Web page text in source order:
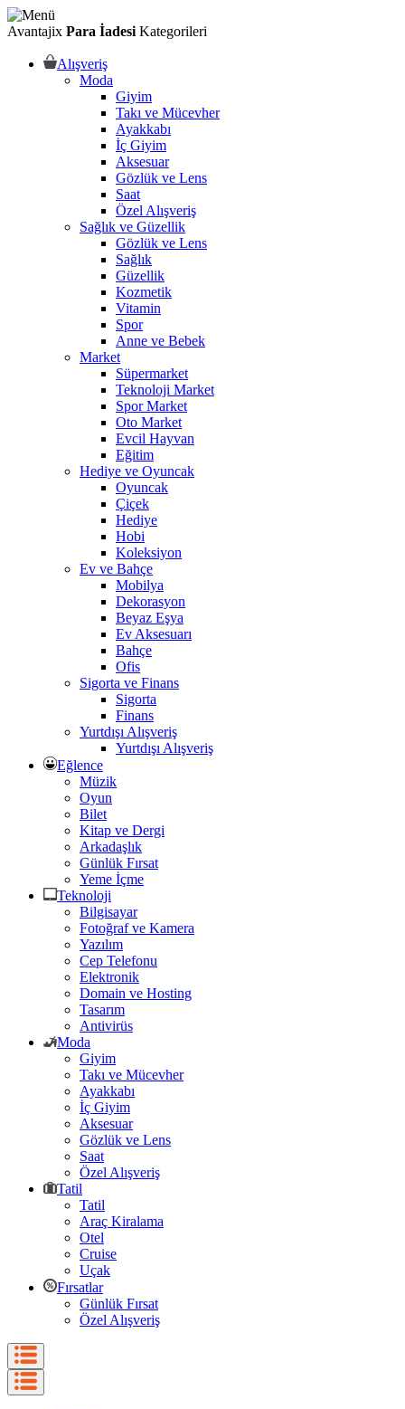
Avantajix Para İadesi Kategorileri
Alışveriş
Moda
Giyim
Takı ve Mücevher
Ayakkabı
İç Giyim
Aksesuar
Gözlük ve Lens
Saat
Özel Alışveriş
Sağlık ve Güzellik
Gözlük ve Lens
Sağlık
Güzellik
Kozmetik
Vitamin
Spor
Anne ve Bebek
Market
Süpermarket
Teknoloji Market
Spor Market
Oto Market
Evcil Hayvan
Eğitim
Hediye ve Oyuncak
Oyuncak
Çiçek
Hediye
Hobi
Koleksiyon
Ev ve Bahçe
Mobilya
Dekorasyon
Beyaz Eşya
Ev Aksesuarı
Bahçe
Ofis
Sigorta ve Finans
Sigorta
Finans
Yurtdışı Alışveriş
Yurtdışı Alışveriş
Eğlence
Müzik
Oyun
Bilet
Kitap ve Dergi
Arkadaşlık
Günlük Fırsat
Yeme İçme
Teknoloji
Bilgisayar
Fotoğraf ve Kamera
Yazılım
Cep Telefonu
Elektronik
Domain ve Hosting
Tasarım
Antivirüs
Moda
Giyim
Takı ve Mücevher
Ayakkabı
İç Giyim
Aksesuar
Gözlük ve Lens
Saat
Özel Alışveriş
Tatil
Tatil
Araç Kiralama
Otel
Cruise
Uçak
Fırsatlar
Günlük Fırsat
Özel Alışveriş